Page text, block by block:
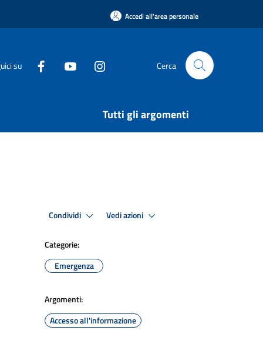
Accedi all'area personale
su Cerca
Tutti gli argomenti
Condividi Vedi azioni
Categorie:
Emergenza
Argomenti:
Accesso all'informazione